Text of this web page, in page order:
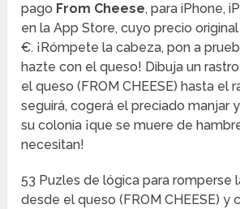
pago From Cheese, para iPhone,
en la App Store, cuyo precio
€. ¡Rómpete la cabeza, pon a
hazte con el queso! Dibuja un
el queso (FROM CHEESE) hasta el
seguirá, cogerá el preciado manjar
su colonia ¡que se muere de
necesitan!
53 Puzles de lógica para romperse
desde el queso (FROM CHEESE) y